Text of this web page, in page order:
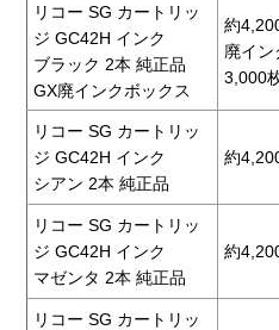
リコー SG カートリッ
ジ GC42H インク
ブラック 2本 純正品
GX廃インクボックス
約
廃イン
3,000
リコー SG カートリッ
ジ GC42H インク
シアン 2本 純正品
約
リコー SG カートリッ
ジ GC42H インク
マゼンタ 2本 純正品
約
リコー SG カートリッ